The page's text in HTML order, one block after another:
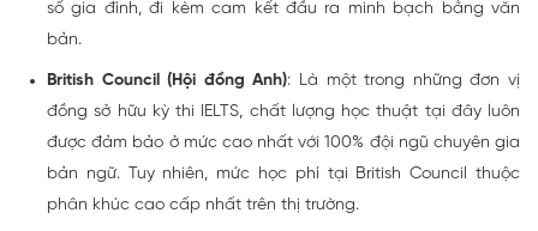
số gia đình, đi kèm cam kết đầu ra minh bạch bằng văn
bản.
British Council (Hội đồng Anh): Là một trong những đơn vị
đồng sở hữu kỳ thi IELTS, chất lượng học thuật tại đây luôn
được đảm bảo ở mức cao nhất với 100% đội ngũ chuyên gia
bản ngữ. Tuy nhiên, mức học phí tại British Council thuộc
phân khúc cao cấp nhất trên thị trường.